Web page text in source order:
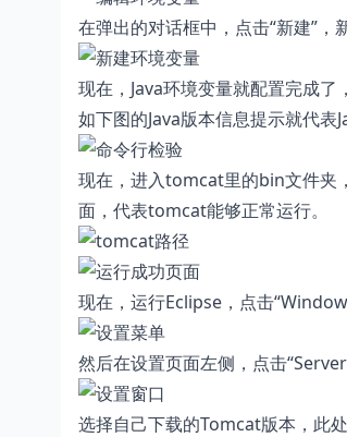
在弹出的对话框中，点击“新建”，
现在，Java环境变量就配置完成
如下图的Java版本信息提示就代表
现在，进入tomcat里的bin文件夹
面，代表tomcat能够正常运行。
现在，运行Eclipse，点击
然后在设置页面左侧，点击
选择自己下载的Tomcat版本，此